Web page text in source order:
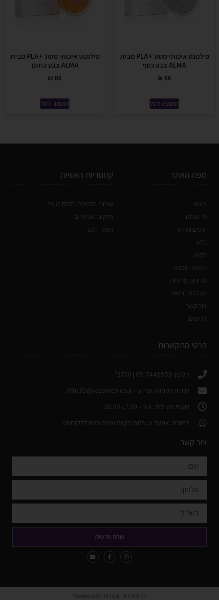
פילמנט איכותי מסוג +PLA מבית
ALMA צבע כסף
₪ 86
הוספה לסל
פילמנט איכותי מסוג +PLA מבית
ALMA צבע כתום
₪ 86
הוספה לסל
מפת האתר
ראשי
מי אנחנו
טיפים ומידע
בלוג
תקנון
תמיכה טכנית
מדיניות פרטיות
הצהרת נגישות
צור קשר
דרושים
קטגוריות ראשיות
שירותי הדפסה בתלת מימד
חלקים ואביזרים
חומרי גלם
פרטי התקשרות
טלפון: 09-7449959 | 3730*
שירות לקוחות ומידע – Info3D@yazamco.co.il
שעות פעילות: א-ה - 08:00-17:30
כתובת: אפעל 5, פתח תקווה (חניה חינם ללקוחות)
צור קשר
שלח פרטים
כל הזכויות שמורות Yazamco3d